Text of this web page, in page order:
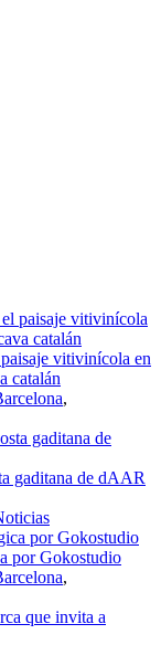
vitivinícola en
catalán
,
gaditana de dAAR
por Gokostudio
,